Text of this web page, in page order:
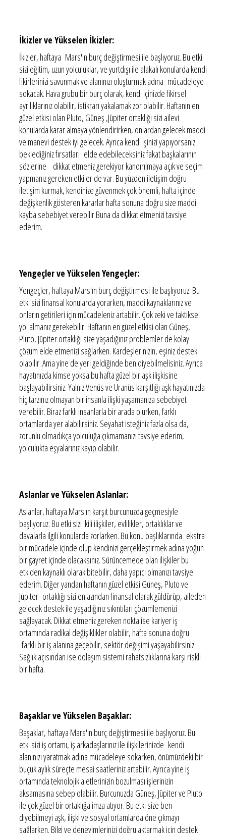
İkizler ve Yükselen İkizler:
İkizler, haftaya Mars'ın burç değiştirmesi ile başlıyoruz. Bu etki
sizi eğitim, uzun yolculuklar, ve yurtdışı ile alakalı konularda kendi
fikirlerinizi savunmak ve alanınızı oluşturmak adına mücadeleye
sokacak. Hava grubu bir burç olarak, kendi içinizde fikirsel
ayrılıklarınız olabilir, istikrarı yakalamak zor olabilir. Haftanın en
güzel etkisi olan Pluto, Güneş ,Jüpiter ortaklığı sizi ailevi
konularda karar almaya yönlendirirken, onlardan gelecek maddi
ve manevi destek iyi gelecek. Ayrıca kendi işinizi yapıyorsanız
beklediğiniz fırsatları elde edebileceksiniz fakat başkalarının
sözlerine dikkat etmeniz gerekiyor kandırılmaya açık ve seçim
yapmanız gereken etkiler de var. Bu yüzden iletişim doğru
iletişim kurmak, kendinize güvenmek çok önemli, hafta içinde
değişkenlik gösteren kararlar hafta sonuna doğru size maddi
kayba sebebiyet verebilir Buna da dikkat etmenizi tavsiye
ederim.
Yengeçler ve Yükselen Yengeçler:
Yengeçler, haftaya Mars'ın burç değiştirmesi ile başlıyoruz. Bu
etki sizi finansal konularda yorarken, maddi kaynaklarınız ve
onların getirileri için mücadeleniz artabilir. Çok zeki ve taktiksel
yol almanız gerekebilir. Haftanın en güzel etkisi olan Güneş,
Pluto, Jüpiter ortaklığı size yaşadığınız problemler de kolay
çözüm elde etmenizi sağlarken. Kardeşlerinizin, eşiniz destek
olabilir. Ama yine de yeri geldiğinde ben diyebilmelisiniz. Ayrıca
hayatınızda kimse yoksa bu hafta güzel bir aşk ilişkisine
başlayabilirsiniz. Yalnız Venüs ve Uranüs karşıtlığı aşk hayatınızda
hiç tarzınız olmayan bir insanla ilişki yaşamanıza sebebiyet
verebilir. Biraz farklı insanlarla bir arada olurken, farklı
ortamlarda yer alabilirsiniz. Seyahat isteğiniz fazla olsa da,
zorunlu olmadıkça yolculuğa çıkmamanızı tavsiye ederim,
yolculukta eşyalarınız kayıp olabilir.
Aslanlar ve Yükselen Aslanlar:
Aslanlar, haftaya Mars'ın karşıt burcunuzda geçmesiyle
başlıyoruz. Bu etki sizi ikili ilişkiler, evlilikler, ortaklıklar ve
davalarla ilgili konularda zorlarken. Bu konu başlıklarında ekstra
bir mücadele içinde olup kendinizi gerçekleştirmek adına yoğun
bir gayret içinde olacaksınız. Sürüncemede olan ilişkiler bu
etkiden kaynaklı olarak bitebilir, daha yapıcı olmanızı tavsiye
ederim. Diğer yandan haftanın güzel etkisi Güneş, Pluto ve
Jüpiter ortaklığı sizi en azından finansal olarak güldürüp, aileden
gelecek destek ile yaşadığınız sıkıntıları çözümlemenizi
sağlayacak. Dikkat etmeniz gereken nokta ise kariyer iş
ortamında radikal değişiklikler olabilir, hafta sonuna doğru
farklı bir iş alanına geçebilir, sektör değişimi yaşayabilirsiniz.
Sağlık açısından ise dolaşım sistemi rahatsızlıklarına karşı riskli
bir hafta.
Başaklar ve Yükselen Başaklar:
Başaklar, haftaya Mars'ın burç değiştirmesi ile başlıyoruz. Bu
etki sizi iş ortamı, iş arkadaşlarınız ile ilişkilerinizde kendi
alanınızı yaratmak adına mücadeleye sokarken, önümüzdeki bir
buçuk aylık süreçte mesai saatleriniz artabilir. Ayrıca yine iş
ortamında teknolojik aletlerinizin bozulması işlerinizin
aksamasına sebep olabilir. Burcunuzda Güneş, Jüpiter ve Pluto
ile çok güzel bir ortaklığa imza atıyor. Bu etki size ben
diyebilmeyi aşk, ilişki ve sosyal ortamlarda öne çıkmayı
sağlarken. Bilgi ve deneyimlerinizi doğru aktarmak için destek